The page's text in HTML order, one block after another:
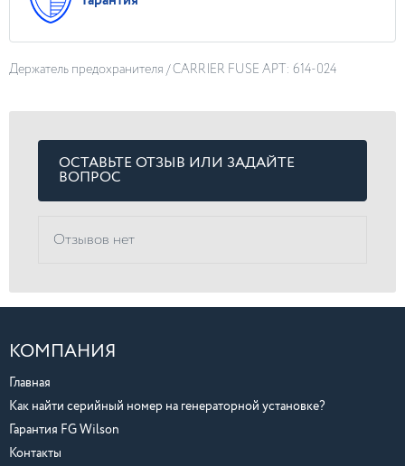
Держатель предохранителя / CARRIER FUSE АРТ: 614-024
ОСТАВЬТЕ ОТЗЫВ ИЛИ ЗАДАЙТЕ
ВОПРОС
Отзывов нет
КОМПАНИЯ
Главная
Как найти серийный номер на генераторной установке?
Гарантия FG Wilson
Контакты